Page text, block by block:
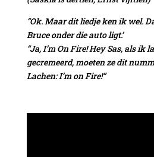
“Ok. Maar dit liedje ken ik wel.
Bruce onder die auto ligt.’
“Ja, I’m On Fire! Hey Sas, als ik
gecremeerd, moeten ze dit
Lachen: I’m on Fire!”